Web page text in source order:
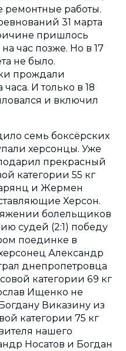
работы.
31 марта
пришлось
час позже. Но в 17
не было.
прождали
И только в 18
и включил
семь боксёрских
херсонцы. Уже
прекрасный
категории 55 кг
и Жермен
Херсон.
болельщиков
судей (2:1) победу
поединке в
Александр
днепропетровца
категории 69 кг
Ищенко не
Виказину из
категории 75 кг
нашего
Носатов и Богдан